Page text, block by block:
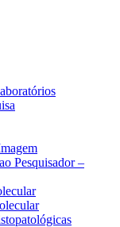
Pesquisador –